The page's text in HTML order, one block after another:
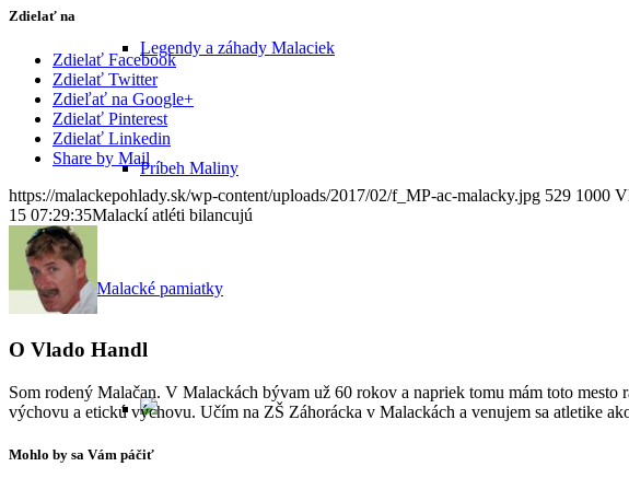
Legendy a záhady Malaciek
Príbeh Maliny
Malacké pamiatky
Zdielať na
Zdielať Facebook
Zdielať Twitter
Zdieľať na Google+
Zdielať Pinterest
Zdielať Linkedin
Share by Mail
https://malackepohlady.sk/wp-content/uploads/2017/02/f_MP-ac-malacky.jpg 529 1000
15 07:29:35Malackí atléti bilancujú
O Vlado Handl
Som rodený Malačan. V Malackách bývam už 60 rokov a napriek tomu mám toto
výchovu a etickú výchovu. Učím na ZŠ Záhorácka v Malackách a venujem sa atletike
Mohlo by sa Vám páčiť